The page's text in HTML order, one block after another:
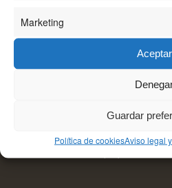
Marketing
Aceptar
Guardar
Política de cookiesAviso legal
TEXTOS LEGALES